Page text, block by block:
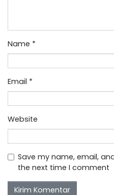
Name *
Email *
Website
Save my name, email,
the next time I comment